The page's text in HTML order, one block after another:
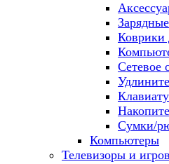
Сетевое
Сумки/
Компьютеры
Телевизоры и